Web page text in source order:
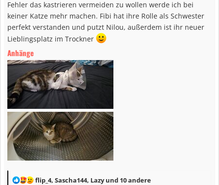
Fehler das kastrieren vermeiden zu wollen werde ich bei
keiner Katze mehr machen. Fibi hat ihre Rolle als Schwester
perfekt verstanden und putzt Nilou, außerdem ist ihr neuer
Lieblingsplatz im Trockner
Anhänge
R
flip_4, Sascha144, Lazyund 10 andere